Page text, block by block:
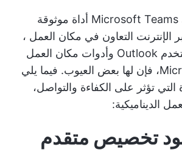
على الرغم من أن Microsoft Teams أداة موثوقة
الإنترنت التعاون في مكان العمل ،
خاصةً إذا كنت تستخدم Outlook وأدوات مكان العمل
الأخرى من Microsoft، فإن لها بعض العيوب. فيما يلي
التي تؤثر على الكفاءة والتواصل،
الديناميكية:
تخصيص متقدم